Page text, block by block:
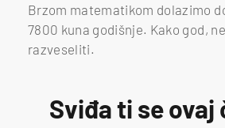
Brzom matematikom dolazimo
7800 kuna godišnje. Kako god,
razveseliti.
Sviđa ti se ovaj